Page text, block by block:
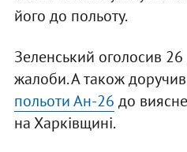
його до польоту.
Зеленський оголосив
жалоби. А також доручив
польоти Ан-26 до
на Харківщині.